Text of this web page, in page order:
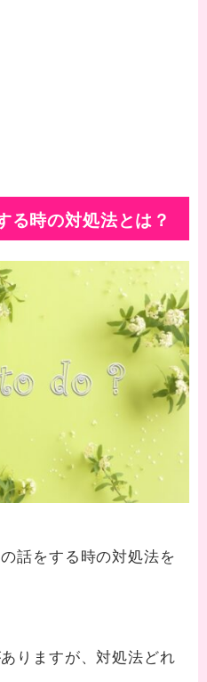
る時の対処法とは？
話をする時の対処法を
りますが、対処法どれ